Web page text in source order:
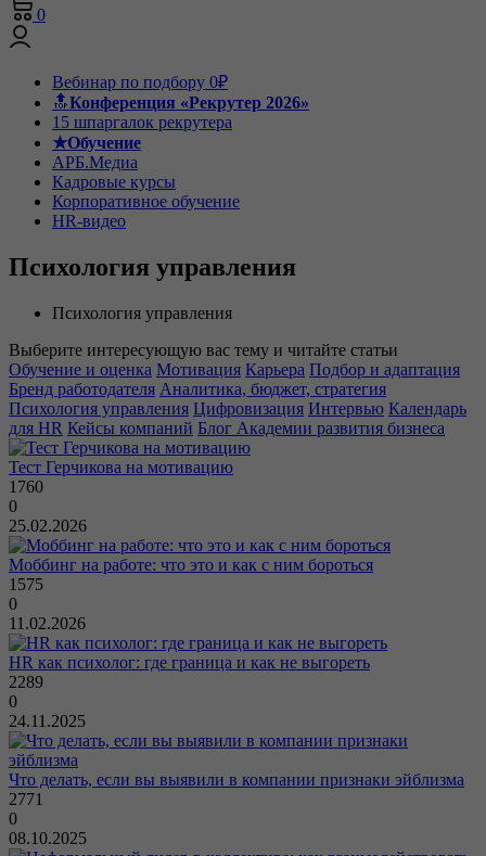
0
Вебинар по подбору 0₽
🔝Конференция «Рекрутер 2026»
15 шпаргалок рекрутера
★Обучение
АРБ.Медиа
Кадровые курсы
Корпоративное обучение
HR-видео
Психология управления
Психология управления
Выберите интересующую вас тему и читайте статьи
Обучение и оценка Мотивация Карьера Подбор и адаптация
Бренд работодателя Аналитика, бюджет, стратегия
Психология управления Цифровизация Интервью Календарь
для HR Кейсы компаний Блог Академии развития бизнеса
Тест Герчикова на мотивацию
1760
0
25.02.2026
Моббинг на работе: что это и как с ним бороться
1575
0
11.02.2026
HR как психолог: где граница и как не выгореть
2289
0
24.11.2025
Что делать, если вы выявили в компании признаки эйблизма
2771
0
08.10.2025